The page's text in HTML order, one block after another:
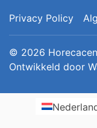
Privacy Policy
© 2026
Ontwikkeld door